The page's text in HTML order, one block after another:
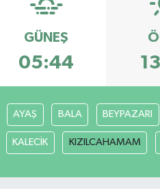
GÜNEŞ
05:44
AYAŞ BALA BEYPAZARI
KALECİK KIZILCAHAMAM